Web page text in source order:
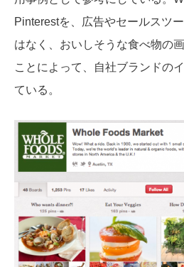
Pinterestを、広告やセールスツ
はなく、おいしそうな食べ物の
ことによって、自社ブランドの
ている。